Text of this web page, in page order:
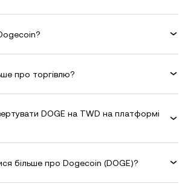
про торгівлю?
DOGE на TWD на платформі
більше про Dogecoin (DOGE)?